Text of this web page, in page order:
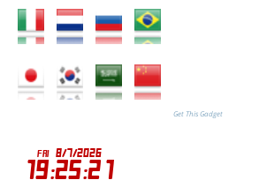
Get This Gadget